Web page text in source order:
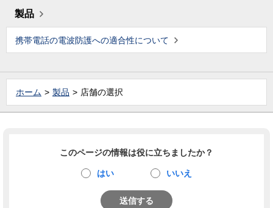
製品
携帯電話の電波防護への適合性について
ホーム 製品 店舗の選択
このページの情報は役に立ちましたか？
はい いいえ
送信する